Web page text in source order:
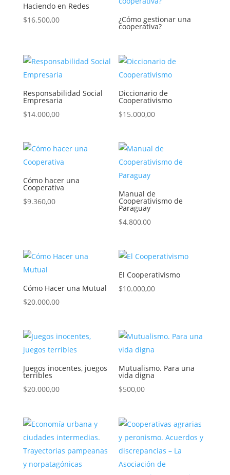
Haciendo en Redes
$16.500,00 ¿Cómo gestionar una
cooperativa?
Responsabilidad Social
Empresaria
$14.000,00
Diccionario de
Cooperativismo
$15.000,00
Cómo hacer una
Cooperativa
$9.360,00
Manual de
Cooperativismo de
Paraguay
$4.800,00
Cómo Hacer una Mutual
$20.000,00
El Cooperativismo
$10.000,00
Juegos inocentes, juegos
terribles
$20.000,00
Mutualismo. Para una
vida digna
$500,00